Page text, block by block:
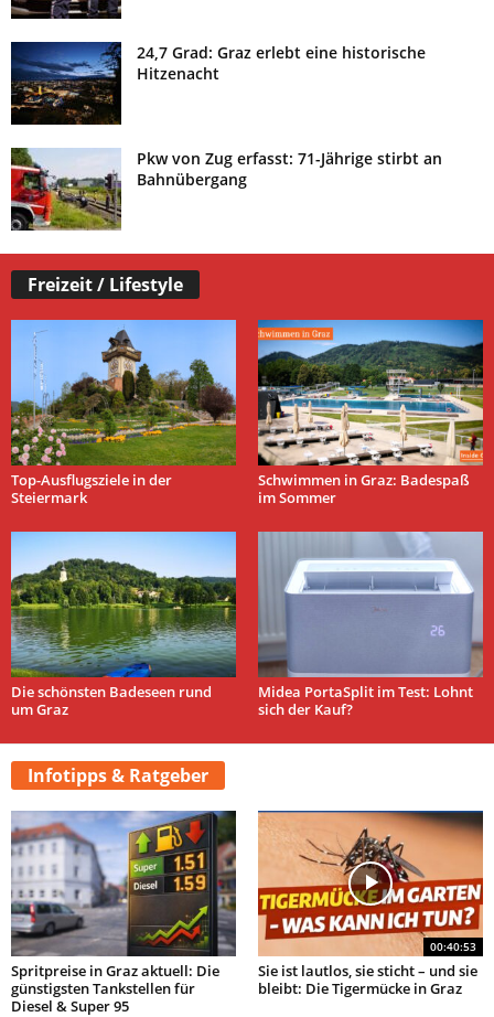
24,7 Grad: Graz erlebt eine historische
Hitzenacht
Pkw von Zug erfasst: 71-Jährige stirbt an
Bahnübergang
Freizeit / Lifestyle
Top-Ausflugsziele in der
Steiermark
Schwimmen in Graz: Badespaß
im Sommer
Die schönsten Badeseen rund
um Graz
Midea PortaSplit im Test: Lohnt
sich der Kauf?
Infotipps & Ratgeber
Spritpreise in Graz aktuell: Die
günstigsten Tankstellen für
Diesel & Super 95
00:40:53
Sie ist lautlos, sie sticht – und sie
bleibt: Die Tigermücke in Graz